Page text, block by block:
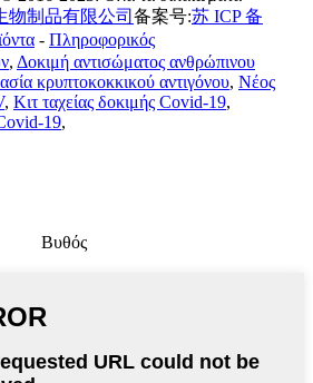
物制品有限公司 备案号:苏 ICP 备
- Πληροφορικός
, Δοκιμή αντισώματος ανθρώπινου
κρυπτοκοκκικού αντιγόνου, Νέος
, Κιτ ταχείας δοκιμής Covid-19,
19,
Βυθός